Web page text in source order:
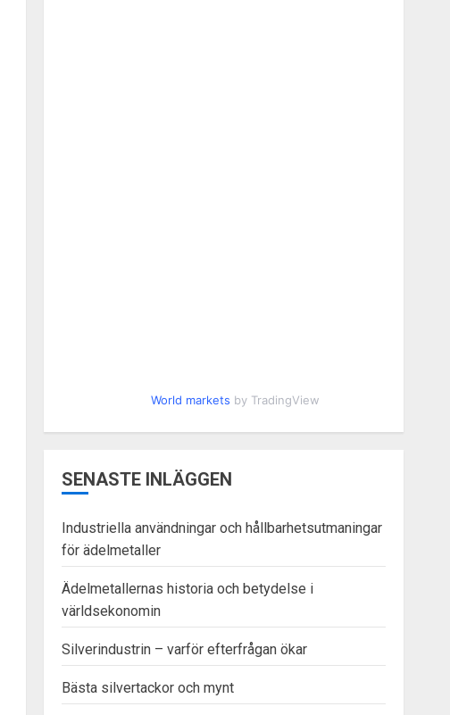
World markets by TradingView
SENASTE INLÄGGEN
Industriella användningar och hållbarhetsutmaningar
för ädelmetaller
Ädelmetallernas historia och betydelse i
världsekonomin
Silverindustrin – varför efterfrågan ökar
Bästa silvertackor och mynt